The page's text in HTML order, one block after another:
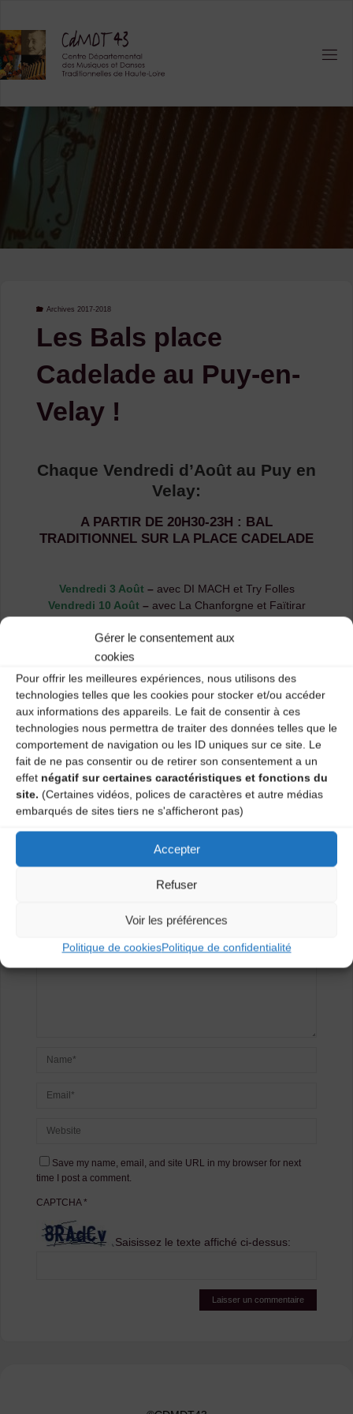
Gérer le consentement aux
cookies
Pour offrir les meilleures expériences, nous utilisons des
technologies telles que les cookies pour stocker et/ou accéder
aux informations des appareils. Le fait de consentir à ces
technologies nous permettra de traiter des données telles que le
comportement de navigation ou les ID uniques sur ce site. Le
fait de ne pas consentir ou de retirer son consentement a un
effet négatif sur certaines caractéristiques et fonctions du
site. (Certaines vidéos, polices de caractères et autre médias
embarqués de sites tiers ne s'afficheront pas)
Accepter
Refuser
Voir les préférences
Politique de cookiesPolitique de confidentialité
content
Archives 2017-2018
Les Bals place
Cadelade au Puy-en-
Velay !
Chaque Vendredi d’Août au Puy en
Velay:
A PARTIR DE 20H30-23H : BAL
TRADITIONNEL SUR LA PLACE CADELADE
Vendredi 3 Août – avec DI MACH et Try Folles
Vendredi 10 Août– avec La Chanforgne et Faïtirar
Vendredi 24 Août–avec le Duo MASSARDIER et
Organisation :
Ville du Puy et CDMDT43
Renseignements :
04 71 02 92 53 – www.cdmdt43.fr
Les Violons du Rigodon jouent en ville !
Présentation du film « Paroles du Mézenc » le 28
septembre à 18h à la Gare de Lantriac
Laisser un
commentaire
Save my name, email, and site URL in my browser for next
time I post a comment.
CAPTCHA*
Saisissez le texte affiché ci-dessus: